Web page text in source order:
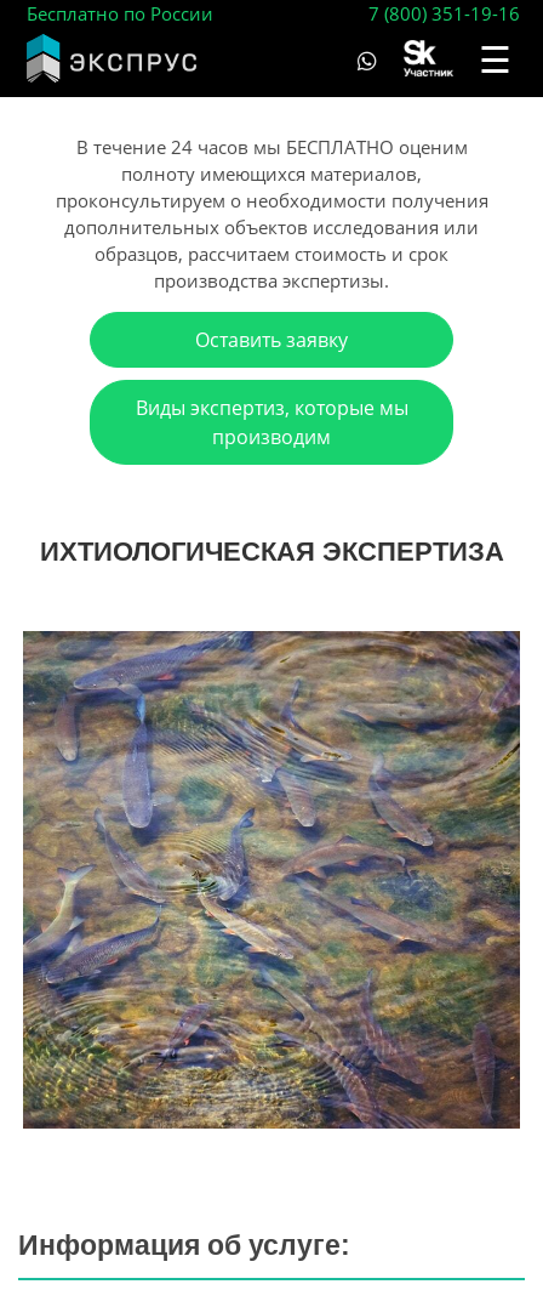
Бесплатно по России 7 (800) 351-19-16
☰
В течение 24 часов мы БЕСПЛАТНО оценим
полноту имеющихся материалов,
проконсультируем о необходимости получения
дополнительных объектов исследования или
образцов, рассчитаем стоимость и срок
производства экспертизы.
Оставить заявку
Виды экспертиз, которые мы
производим
ИХТИОЛОГИЧЕСКАЯ ЭКСПЕРТИЗА
Информация об услуге: